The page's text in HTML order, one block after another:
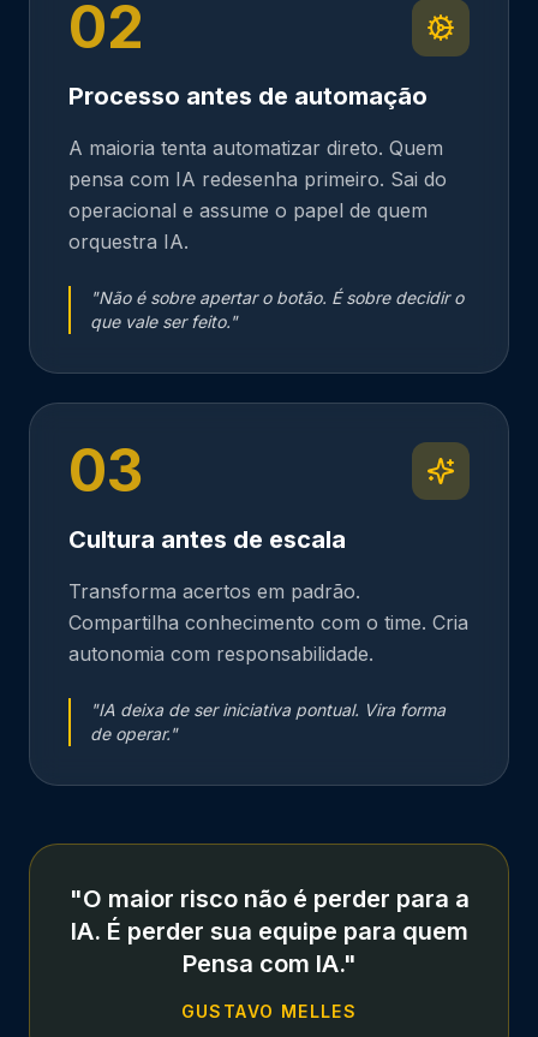
02
Processo antes de automação
A maioria tenta automatizar direto. Quem
pensa com IA redesenha primeiro. Sai do
operacional e assume o papel de quem
orquestra IA.
"Não é sobre apertar o botão. É sobre decidir o
que vale ser feito."
03
Cultura antes de escala
Transforma acertos em padrão.
Compartilha conhecimento com o time. Cria
autonomia com responsabilidade.
"IA deixa de ser iniciativa pontual. Vira forma
de operar."
"O maior risco não é perder para a
IA. É perder sua equipe para quem
Pensa com IA."
GUSTAVO MELLES